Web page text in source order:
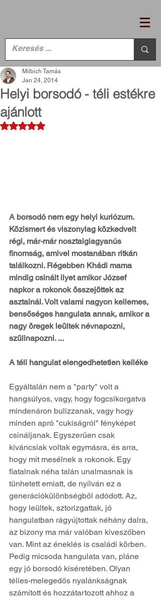
Helyi borsodó - téli estékre
ajánlott
Milbich Tamás
Jan 24, 2014
Rated NaN out of 5 stars.
A borsodó nem egy helyi kuriózum.
Közismert és viszonylag közkedvelt
régi, már-már nosztalgiagyanús
finomság, amivel mostanában ritkán
találkozni. Régebben Khádi mama
mindig csinált ilyet amikor József
napkor a rokonok összejöttek az
asztalnál. Volt valami nagyon kellemes,
bensőséges hangulata annak, amikor a
nagy öregek leültek névnapozni,
szülinapozni. ...
A téli hangulat elengedhetetlen kelléke
Egyáltalán nem a "party" volt a
hangsúlyos, vagy, hogy fogcsikorgatva
mindenáron bulizzanak, vagy hogy
minden apró "cukiságról" fényképet
csináljanak. Egyszerűen csak
kiváncsiak voltak egymásra, és arra,
hogy mit mesélnek a rokonok. Egy
fiatalnak néha talán unalmasnak is
tűnhetett emiatt, de nyílván ez a
generációkülönbségből adódott. Az,
hogy leültek, sztorizgattak, jó
hangulatban rágyújtottak néhány dalra,
az bizony ma már valóban kiveszőben
van. Mint az éneklés is családi körben.
Pedig micsoda hangulata van, pláne
egy jó borsodó kíséretében. Olyan
télies-melegedős nyalánkságnak
számított és hozzátartozott ahhoz a